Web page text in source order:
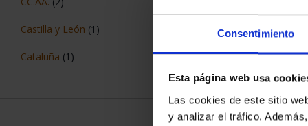
Consentimiento
Esta página web usa
Las cookies de este sitio
y analizar el tráfico.
Castilla y León (1)
Cataluña (1)